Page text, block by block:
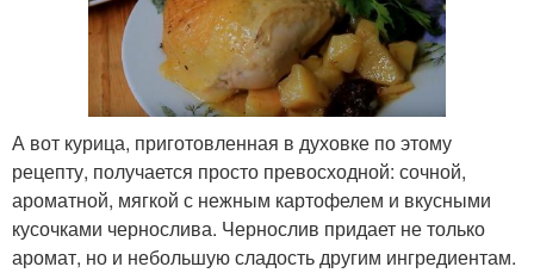
А вот курица, приготовленная в духовке по этому
рецепту, получается просто превосходной: сочной,
ароматной, мягкой с нежным картофелем и вкусными
кусочками чернослива. Чернослив придает не только
аромат, но и небольшую сладость другим ингредиентам.